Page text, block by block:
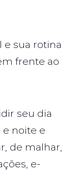
e sua rotina
frente ao
seu dia
e noite e
de malhar,
e-